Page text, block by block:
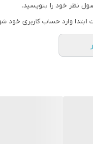
نظر خود را بنویسید.
ابتدا وارد حساب کاربری خود